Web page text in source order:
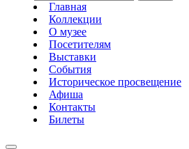
Главная
Коллекции
О музее
Посетителям
Выставки
События
Историческое просвещение
Афиша
Контакты
Билеты